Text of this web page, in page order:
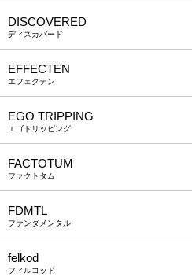
DISCOVERED
ディスカバード
EFFECTEN
エフェクテン
EGO TRIPPING
エゴトリッピング
FACTOTUM
ファクトタム
FDMTL
ファンダメンタル
felkod
フィルコッド